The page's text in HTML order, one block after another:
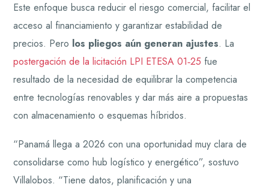
Este enfoque busca reducir el riesgo comercial, facilitar el
acceso al financiamiento y garantizar estabilidad de
precios. Pero los pliegos aún generan ajustes. La
postergación de la licitación LPI ETESA 01‑25 fue
resultado de la necesidad de equilibrar la competencia
entre tecnologías renovables y dar más aire a propuestas
con almacenamiento o esquemas híbridos.
“Panamá llega a 2026 con una oportunidad muy clara de
consolidarse como hub logístico y energético”, sostuvo
Villalobos. “Tiene datos, planificación y una